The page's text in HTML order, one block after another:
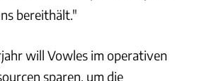
bereithält."
will Vowles im operativen
sparen, um die